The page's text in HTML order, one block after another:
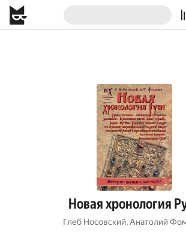
Новая хронология
Глеб Носовский,Анатолий